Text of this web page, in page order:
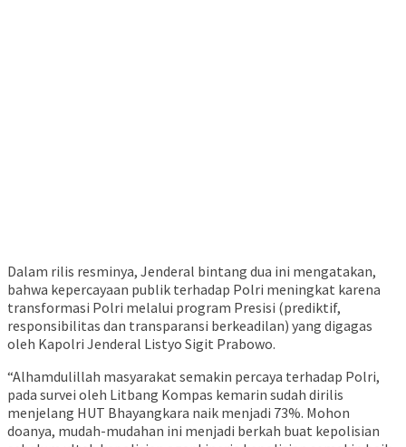
Dalam rilis resminya, Jenderal bintang dua ini mengatakan,
bahwa kepercayaan publik terhadap Polri meningkat karena
transformasi Polri melalui program Presisi (prediktif,
responsibilitas dan transparansi berkeadilan) yang digagas
oleh Kapolri Jenderal Listyo Sigit Prabowo.
“Alhamdulillah masyarakat semakin percaya terhadap Polri,
pada survei oleh Litbang Kompas kemarin sudah dirilis
menjelang HUT Bhayangkara naik menjadi 73%. Mohon
doanya, mudah-mudahan ini menjadi berkah buat kepolisian